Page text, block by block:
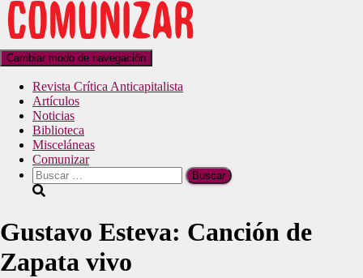
Cambiar modo de navegación
Revista Crítica Anticapitalista
Artículos
Noticias
Biblioteca
Misceláneas
Comunizar
Gustavo Esteva: Canción de
Zapata vivo